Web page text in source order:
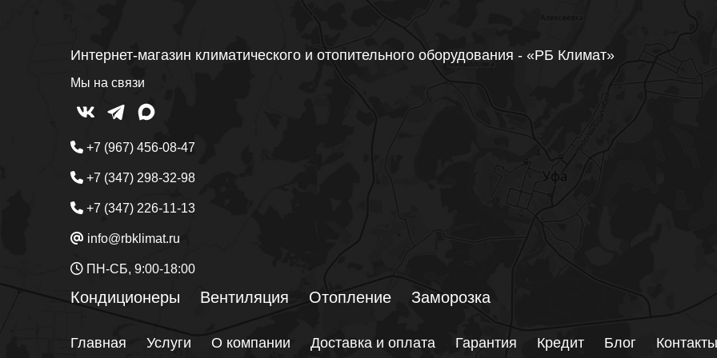
Интернет-магазин климатического и отопительного оборудования - «РБ Климат»
Мы на связи
+7 (967) 456-08-47
+7 (347) 298-32-98
+7 (347) 226-11-13
info@rbklimat.ru
ПН-СБ, 9:00-18:00
Кондиционеры Вентиляция Отопление Заморозка
Главная Услуги О компании Доставка и оплата Гарантия Кредит Блог Контакты